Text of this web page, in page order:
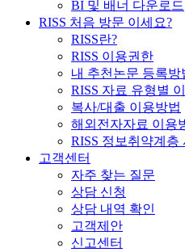
BI 및 배너 다운로드
RISS 처음 방문 이세요?
RISS란?
RISS 이용권한
내 추천논문 등록방
RISS 자료 유형별
복사/대출 이용방법
해외전자자료 이용
RISS 정보취약계층
고객센터
자주 찾는 질문
상담 신청
상담 내역 확인
고객제안
신고센터